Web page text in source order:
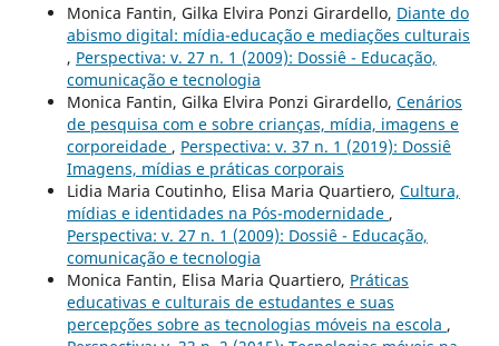
Monica Fantin, Gilka Elvira Ponzi Girardello, Diante do
abismo digital: mídia-educação e mediações culturais
, Perspectiva: v. 27 n. 1 (2009): Dossiê - Educação,
comunicação e tecnologia
Monica Fantin, Gilka Elvira Ponzi Girardello, Cenários
de pesquisa com e sobre crianças, mídia, imagens e
corporeidade , Perspectiva: v. 37 n. 1 (2019): Dossiê
Imagens, mídias e práticas corporais
Lidia Maria Coutinho, Elisa Maria Quartiero, Cultura,
mídias e identidades na Pós-modernidade ,
Perspectiva: v. 27 n. 1 (2009): Dossiê - Educação,
comunicação e tecnologia
Monica Fantin, Elisa Maria Quartiero, Práticas
educativas e culturais de estudantes e suas
percepções sobre as tecnologias móveis na escola ,